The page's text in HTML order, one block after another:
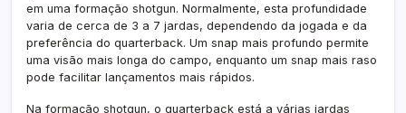
em uma formação shotgun. Normalmente, esta profundidade
varia de cerca de 3 a 7 jardas, dependendo da jogada e da
preferência do quarterback. Um snap mais profundo permite
uma visão mais longa do campo, enquanto um snap mais raso
pode facilitar lançamentos mais rápidos.
Na formação shotgun, o quarterback está a várias jardas